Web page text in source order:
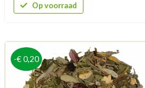
Op voorraad
-€ 0,20